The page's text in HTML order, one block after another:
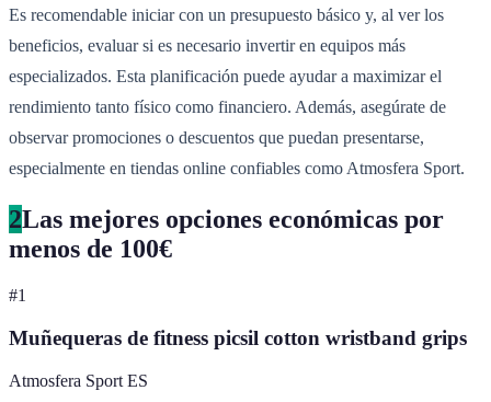
Es recomendable iniciar con un presupuesto básico y, al ver los
beneficios, evaluar si es necesario invertir en equipos más
especializados. Esta planificación puede ayudar a maximizar el
rendimiento tanto físico como financiero. Además, asegúrate de
observar promociones o descuentos que puedan presentarse,
especialmente en tiendas online confiables como Atmosfera Sport.
2Las mejores opciones económicas por
menos de 100€
#1
Muñequeras de fitness picsil cotton wristband grips
Atmosfera Sport ES